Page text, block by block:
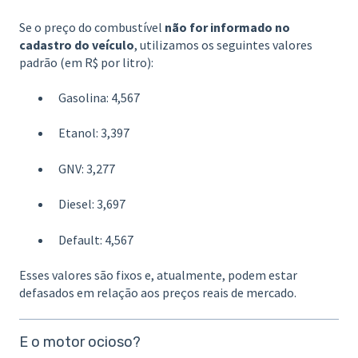
Se o preço do combustível não for informado no
cadastro do veículo, utilizamos os seguintes valores
padrão (em R$ por litro):
Gasolina: 4,567
Etanol: 3,397
GNV: 3,277
Diesel: 3,697
Default: 4,567
Esses valores são fixos e, atualmente, podem estar
defasados em relação aos preços reais de mercado.
E o motor ocioso?